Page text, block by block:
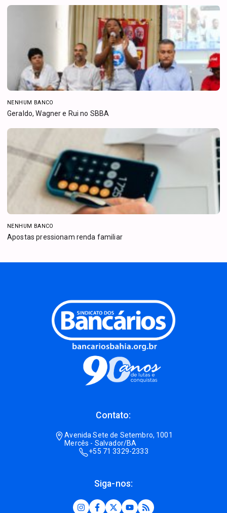
NENHUM BANCO
Geraldo, Wagner e Rui no SBBA
NENHUM BANCO
Apostas pressionam renda familiar
Contato:
Avenida Sete de Setembro, 1001
Mercês - Salvador/BA
+55 71 3329-2333
Siga-nos: